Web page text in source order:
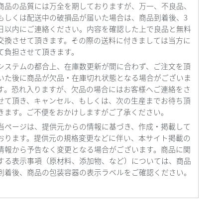
品の品質には万全を期しておりますが、万一、不良品、
しくは配送中の破損品が届いた場合は、商品到着後、3
以内にご連絡ください。内容を確認した上で良品と無料
換させて頂きます。その際の送料に付きましては当方に
負担させて頂きます。
ステムの都合上、在庫数更新が間に合わず、ご注文を頂
た後に商品が欠品・在庫切れ状態となる場合がございま
。恐れ入りますが、欠品の場合にはお客様へご連絡をさ
て頂き、キャンセル、もしくは、次の生産までお待ち頂
ます。ご不便をおかけしますがご了承ください。
ページは、提供元からの情報に基づき、作成・掲載して
ります。提供元の規格変更などに伴い、本サイト掲載の
報から予告なく変更となる場合がございます。商品に関
る表示事項（原材料、添加物、など）については、商品
着後、商品の包装容器の表示ラベルをご確認ください。